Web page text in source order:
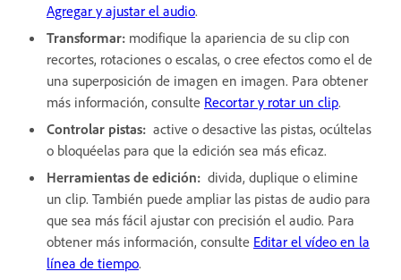
Agregar y ajustar el audio.
Transformar: modifique la apariencia de su clip con
recortes, rotaciones o escalas, o cree efectos como el de
una superposición de imagen en imagen. Para obtener
más información, consulte Recortar y rotar un clip.
Controlar pistas: active o desactive las pistas, ocúltelas
o bloquéelas para que la edición sea más eficaz.
Herramientas de edición: divida, duplique o elimine
un clip. También puede ampliar las pistas de audio para
que sea más fácil ajustar con precisión el audio. Para
obtener más información, consulte Editar el vídeo en la
línea de tiempo.